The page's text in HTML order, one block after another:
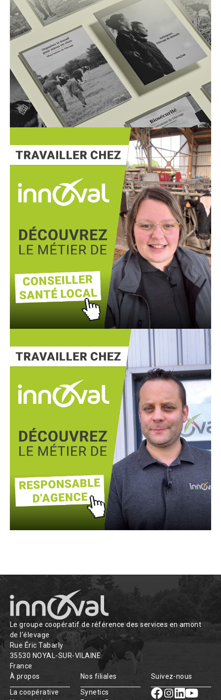
Le groupe coopératif de référence des services en amont
de l’élevage
Rue Éric Tabarly
35530 NOYAL-SUR-VILAINE
France
À propos
La coopérative
Nos filiales
Synetics
Suivez-nous